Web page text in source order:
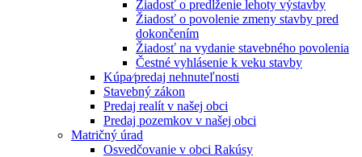
Žiadosť o predĺženie lehoty výstavby
Žiadosť o povolenie zmeny stavby pred
dokončením
Žiadosť na vydanie stavebného povolenia
Čestné vyhlásenie k veku stavby
Kúpa⁄predaj nehnuteľnosti
Stavebný zákon
Predaj realít v našej obci
Predaj pozemkov v našej obci
Matričný úrad
Osvedčovanie v obci Rakúsy